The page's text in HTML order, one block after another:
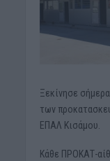
Ξεκίνησε
των
ΕΠΑΛ Κισάμου.
Κάθε ΠΡΟΚΑΤ-